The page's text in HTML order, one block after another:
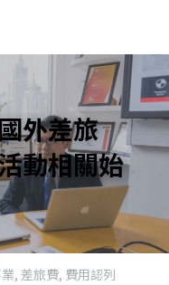
外差旅
動相關始
,差旅費, 費用認列